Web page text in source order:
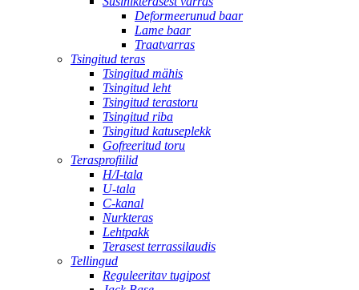
Deformeerunud baar
Lame baar
Traatvarras
Tsingitud teras
Tsingitud mähis
Tsingitud leht
Tsingitud terastoru
Tsingitud riba
Tsingitud katuseplekk
Gofreeritud toru
Terasprofiilid
H/I-tala
U-tala
C-kanal
Nurkteras
Lehtpakk
Terasest terrassilaudis
Tellingud
Reguleeritav tugipost